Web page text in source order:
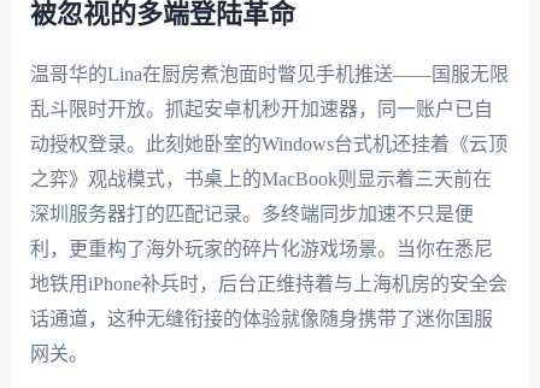
被忽视的多端登陆革命
温哥华的Lina在厨房煮泡面时瞥见手机推送——国服无限
乱斗限时开放。抓起安卓机秒开加速器，同一账户已自
动授权登录。此刻她卧室的Windows台式机还挂着《云顶
之弈》观战模式，书桌上的MacBook则显示着三天前在
深圳服务器打的匹配记录。多终端同步加速不只是便
利，更重构了海外玩家的碎片化游戏场景。当你在悉尼
地铁用iPhone补兵时，后台正维持着与上海机房的安全会
话通道，这种无缝衔接的体验就像随身携带了迷你国服
网关。